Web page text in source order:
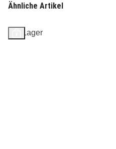
Ähnliche Artikel
Auf Lager